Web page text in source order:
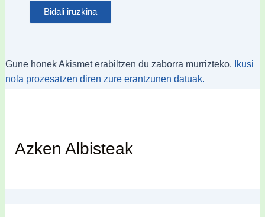
Gune honek Akismet erabiltzen du zaborra murrizteko.
Ikusi
nola prozesatzen diren zure erantzunen datuak.
Azken Albisteak